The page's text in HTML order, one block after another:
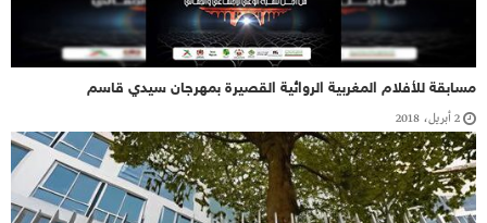
مسابقة للأفلام المغربية الروائية القصيرة بمهرجان سيدي قاسم
2 أبريل، 2018